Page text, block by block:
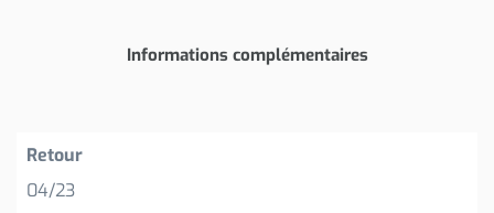
Informations complémentaires
Retour
04/23